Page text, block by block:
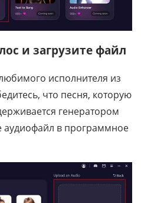
и загрузите файл
исполнителя из
что песня, которую
генератором
аудиофайл в программное